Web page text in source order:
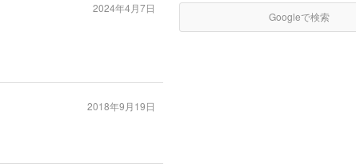
2024年4月7日
2018年9月19日
Googleで検索